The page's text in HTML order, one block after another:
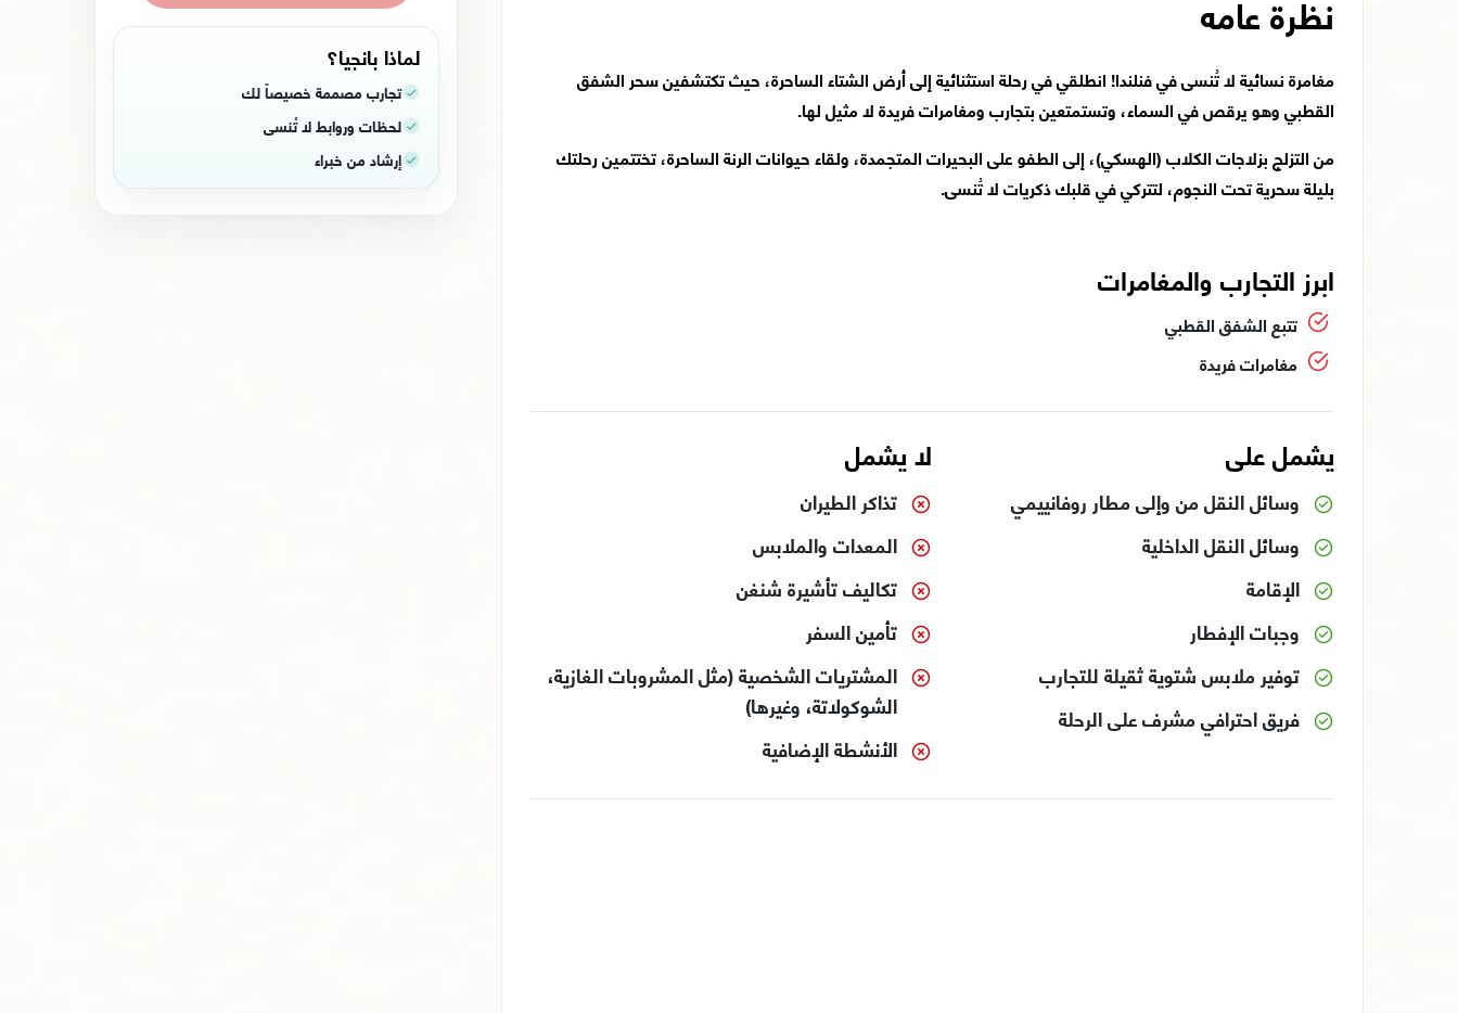
نظرة عامه
مغامرة نسائية لا تُنسى في فنلندا! انطلقي في رحلة استثنائية إلى أرض الشتاء الساحرة، حيث تكتشفين سحر الشفق
القطبي وهو يرقص في السماء، وتستمتعين بتجارب ومغامرات فريدة لا مثيل لها.
من التزلج بزلاجات الكلاب (الهسكي)، إلى الطفو على البحيرات المتجمدة، ولقاء حيوانات الرنة الساحرة، تختتمين رحلتك
بليلة سحرية تحت النجوم، لتتركي في قلبك ذكريات لا تُنسى.
ابرز التجارب والمغامرات
تتبع الشفق القطبي
مغامرات فريدة
يشمل على
وسائل النقل من وإلى مطار روفانييمي
وسائل النقل الداخلية
الإقامة
وجبات الإفطار
توفير ملابس شتوية ثقيلة للتجارب
فريق احترافي مشرف على الرحلة
لا يشمل
تذاكر الطيران
المعدات والملابس
تكاليف تأشيرة شنغن
تأمين السفر
المشتريات الشخصية (مثل المشروبات الغازية،
الشوكولاتة، وغيرها)
الأنشطة الإضافية
لماذا بانجيا؟
تجارب مصممة خصيصاً لك
لحظات وروابط لا تُنسى
إرشاد من خبراء